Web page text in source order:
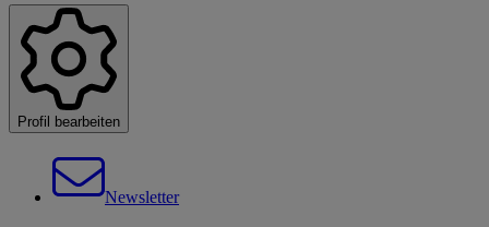
Profil bearbeiten
Newsletter